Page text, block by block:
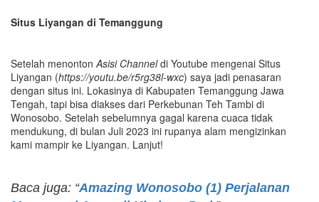
Situs Liyangan di Temanggung
Setelah menonton Asisi Channeldi Youtube mengenai Situs
Liyangan (https://youtu.be/r5rg38l-wxc) saya jadi penasaran
dengan situs ini. Lokasinya di Kabupaten Temanggung Jawa
Tengah, tapi bisa diakses dari Perkebunan Teh Tambi di
Wonosobo. Setelah sebelumnya gagal karena cuaca tidak
mendukung, di bulan Juli 2023 ini rupanya alam mengizinkan
kami mampir ke Liyangan. Lanjut!
Baca juga: “Amazing Wonosobo (1) Perjalanan